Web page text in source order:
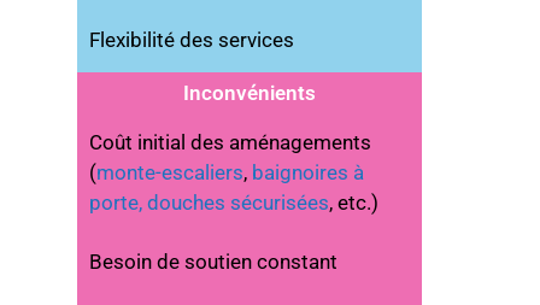
Flexibilité des services
Inconvénients
Coût initial des aménagements
(monte-escaliers, baignoires à
porte, douches sécurisées, etc.)
Besoin de soutien constant